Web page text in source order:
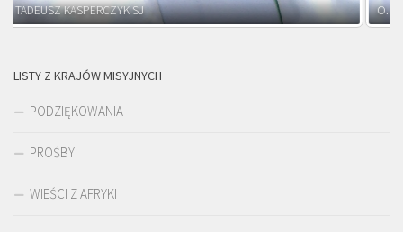
O. ADNRZEJ LEŚNIARA SJ
LISTY Z KRAJÓW MISYJNYCH
PODZIĘKOWANIA
PROŚBY
WIEŚCI Z AFRYKI